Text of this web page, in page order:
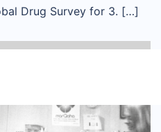
Drug Survey for 3. […]